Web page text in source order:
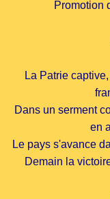
Promotion
La Patrie
Dans un serment
en
Le pays s'avance
Demain la